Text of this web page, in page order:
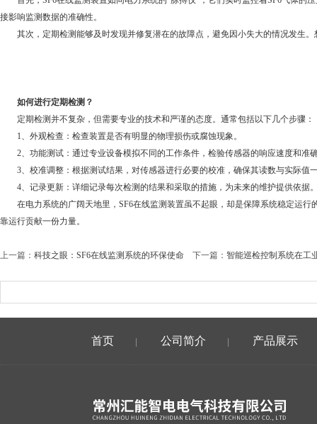
接影响监测数据的准确性。
其次，定期检测能够及时发现并修复潜在的故障点，避免因小失大的情况发生。
如何进行定期检测？
定期检测并不复杂，但需要专业的技术和严谨的态度。通常包括以下几个步骤：
1、外观检查：检查装置是否有明显的物理损伤或腐蚀现象。
2、功能测试：通过专业设备模拟不同的工作条件，检验传感器的响应速度和准
3、校准调整：根据测试结果，对传感器进行必要的校准，确保其读数与实际值
4、记录更新：详细记录每次检测的结果和采取的措施，为未来的维护提供依据
在电力系统的广阔天地里，SF6在线监测装置虽不起眼，却是保障系统稳定运行
靠运行贡献一份力量。
上一篇： 科技之眼：SF6在线监测系统的环保使命 下一篇： 智能巡检控制系统在工
首页 公司简介 产品展示